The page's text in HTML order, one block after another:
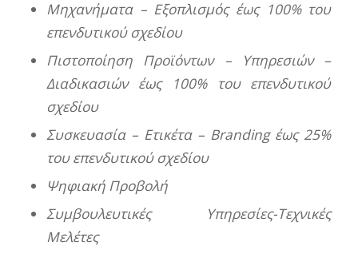
Μηχανήματα – Εξοπλισμός έως 100% του
επενδυτικού σχεδίου
Πιστοποίηση Προϊόντων – Υπηρεσιών –
Διαδικασιών έως 100% του επενδυτικού
σχεδίου
Συσκευασία – Ετικέτα – Branding έως 25%
του επενδυτικού σχεδίου
Ψηφιακή Προβολή
Συμβουλευτικές Υπηρεσίες-Τεχνικές
Μελέτες